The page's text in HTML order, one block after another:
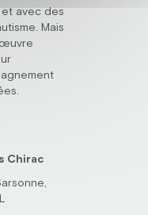
avec des
Mais
œuvre
Chirac